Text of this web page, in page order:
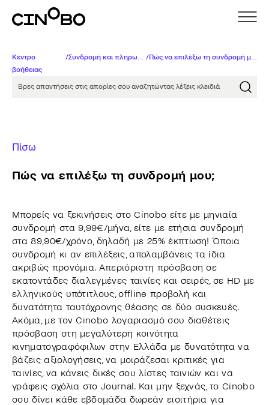
Κέντρο
βοήθειας
/ Συνδρομή και πληρωμές / Πώς να επιλέξω τη συνδρομή μου;
Βρες απαντήσεις στις απορίες σου αναζητώντας
Πίσω
Πώς να επιλέξω τη συνδρομή μου;
Μπορείς να ξεκινήσεις στο Cinobo είτε με μηνιαία
συνδρομή στα 9,99€/μήνα, είτε με ετήσια συνδρομή
στα 89,90€/χρόνο, δηλαδή με 25% έκπτωση! Όποια
συνδρομή κι αν επιλέξεις, απολαμβάνεις τα ίδια
ακριβώς προνόμια. Aπεριόριστη πρόσβαση σε
εκατοντάδες διαλεγμένες ταινίες και σειρές, σε HD με
ελληνικούς υπότιτλους, offline προβολή και
δυνατότητα ταυτόχρονης θέασης σε δύο συσκευές.
Ακόμα, με τον Cinobo λογαριασμό σου διαθέτεις
πρόσβαση στη μεγαλύτερη κοινότητα
κινηματογραφόφιλων στην Ελλάδα με δυνατότητα να
βάζεις αξιολογήσεις, να μοιράζεσαι κριτικές για
ταινίες, να κάνεις δικές σου λίστες ταινιών και να
γράφεις σχόλια στο Journal. Και μην ξεχνάς, το Cinobo
σου δίνει κάθε εβδομάδα δωρεάν εισιτήρια για